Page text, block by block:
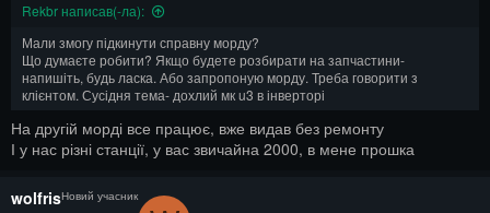
Rekbr написав(-ла):
Мали змогу підкинути справну морду?
Що думаєте робити? Якщо будете розбирати на запчастини-
напишіть, будь ласка. Або запропоную морду. Треба говорити з
клієнтом. Сусідня тема- дохлий мк u3 в інверторі
На другій морді все працює, вже видав без ремонту
І у нас різні станції, у вас звичайна 2000, в мене прошка
wolfrisНовий учасник